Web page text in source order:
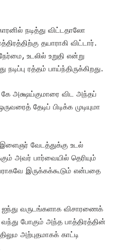
நடித்து விட்டதாலோ
தயாராகி விட்டார்.
உடலில் உறுதி என்று
ரத்தம் பாய்ந்திருக்கிறது.
அக்ஷய்குமாரை விட அந்தப்
தேடிப் பிடிக்க முடியுமா
வேடத்துக்கு உடல்
அவர் பார்வையில் தெரியும்
இருக்கக்கூடும் என்பதை
வருடங்களாக விசாரணைக்
போகும் அந்த பாத்திரத்தின்
அற்புதமாகக் காட்டி